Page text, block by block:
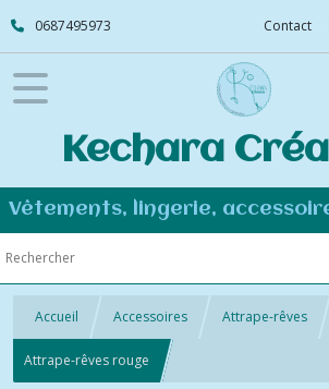
0687495973 Contact
Kechara
Accueil Accessoires Attrape-rêves
Attrape-rêves rouge